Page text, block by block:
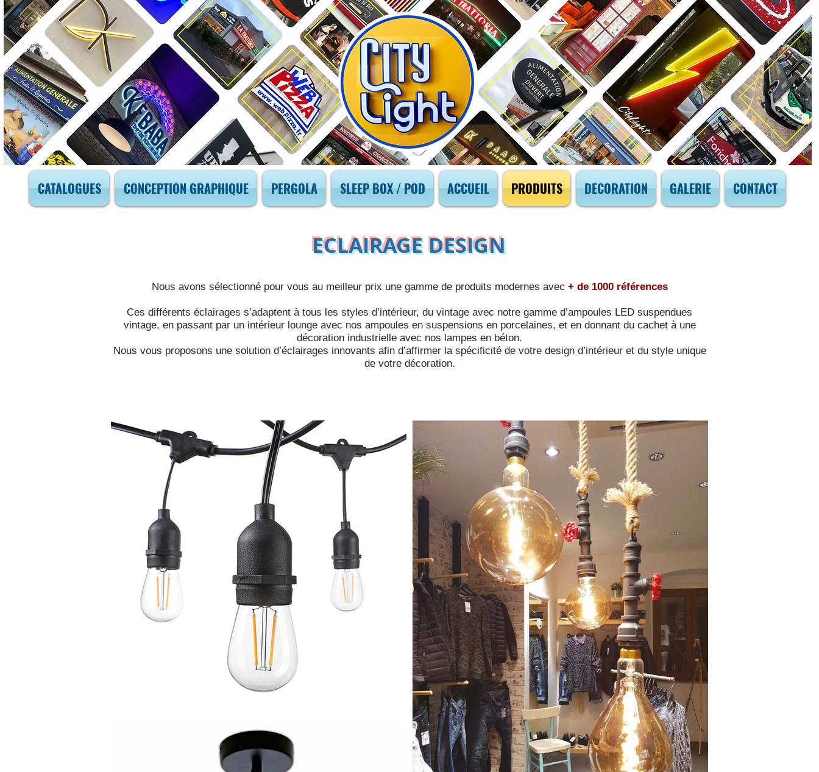
CATALOGUES CONCEPTION GRAPHIQUE PERGOLA SLEEP BOX / POD ACCUEIL PRODUITS DECORATION GALERIE CONTACT
ECLAIRAGE DESIGN
Nous avons sélectionné pour vous au meilleur prix une gamme de produits modernes avec + de 1000 références
Ces différents éclairages s’adaptent à tous les styles d’intérieur, du vintage avec notre gamme d’ampoules LED suspendues
vintage, en passant par un intérieur lounge avec nos ampoules en suspensions en porcelaines, et en donnant du cachet à une
décoration industrielle avec nos lampes en béton.
Nous vous proposons une solution d’éclairages innovants afin d’affirmer la spécificité de votre design d’intérieur et du style unique
de votre décoration.